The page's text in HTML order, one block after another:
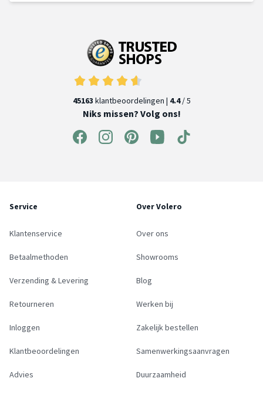
45163 klantbeoordelingen | 4.4/ 5
Niks missen? Volg ons!
Service
Klantenservice
Betaalmethoden
Verzending & Levering
Retourneren
Inloggen
Klantbeoordelingen
Advies
Over Volero
Over ons
Showrooms
Blog
Werken bij
Zakelijk bestellen
Samenwerkingsaanvragen
Duurzaamheid